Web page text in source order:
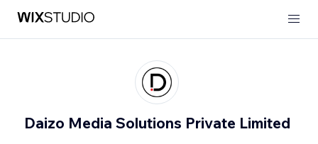
Daizo Media Solutions Private Limited